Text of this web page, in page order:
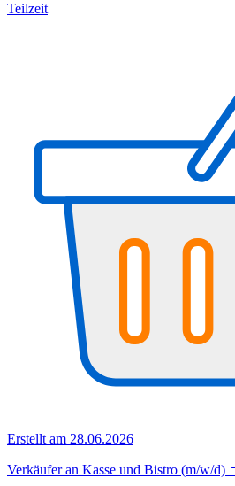
Teilzeit
Erstellt am 28.06.2026
Verkäufer an Kasse und Bistro (m/w/d)